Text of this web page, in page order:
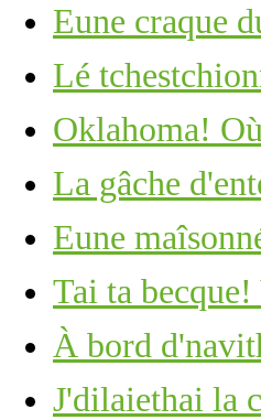
Eune craque
Lé
Oklahoma!
La gâche
Eune
Tai ta
À bord
J'dilaiethai la